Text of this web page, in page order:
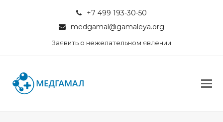
+7 499 193-30-50
medgamal@gamaleya.org
Заявить о нежелательном явлении